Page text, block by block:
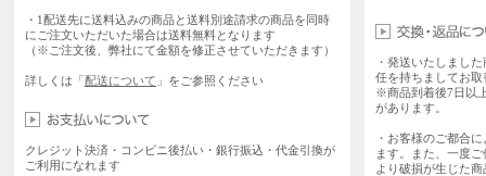
・1配送先に送料込みの商品と送料別途請求の商品を同時
にご注文いただいた場合は送料無料となります
（※ご注文後、弊社にて金額を修正させていただきます）
詳しくは「配送について 」をご参照ください
クレジット決済・コンビニ後払い・銀行振込・代金引換が
ご利用になれます
・発送いたしまし
任を持ちましてお
※商品到着後7日以
があります。
・お客様のご都合
ます。また、一度
より破損が生じた